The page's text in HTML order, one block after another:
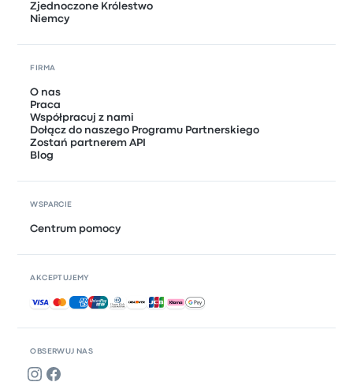
OBSERWUJ NAS
Zjednoczone Królestwo
Niemcy
FIRMA
O nas
Praca
Współpracuj z nami
Dołącz do naszego Programu Partnerskiego
Zostań partnerem API
Blog
WSPARCIE
Centrum pomocy
AKCEPTUJEMY
Akceptowane płatności